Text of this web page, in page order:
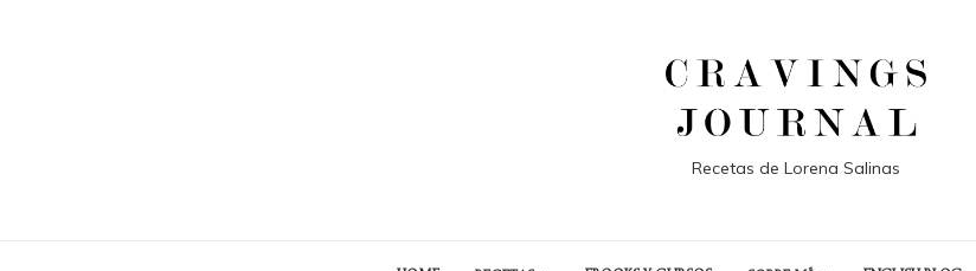
Recetas de Lorena Salinas